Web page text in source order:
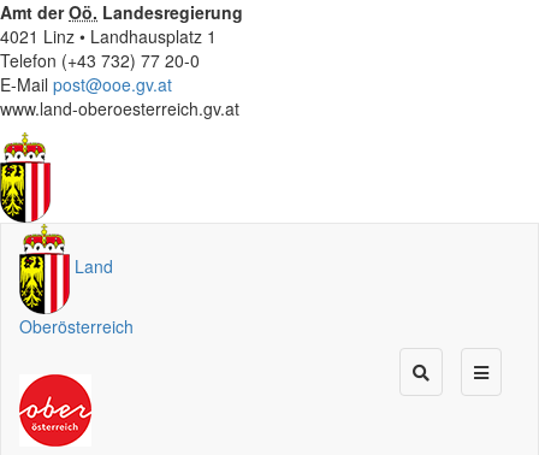
Amt derOö. Landesregierung
4021 Linz • Landhausplatz 1
Telefon (+43 732) 77 20-0
E-Mail post@ooe.gv.at
www.land-oberoesterreich.gv.at
Land
Oberösterreich